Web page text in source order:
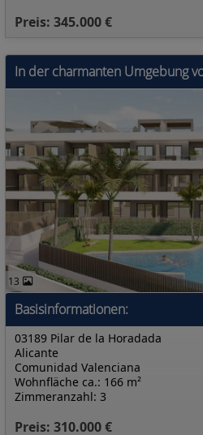
Preis: 345.000 €
13
Basisinformationen:
03189 Pilar de la Horadada
Alicante
Comunidad Valenciana
Preis: 310.000 €
Wohnfläche ca.: 166 m²
Zimmeranzahl: 3